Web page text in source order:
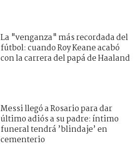
La "venganza" más recordada del
fútbol: cuando Roy Keane acabó
con la carrera del papá de Haaland
Messi llegó a Rosario para dar
último adiós a su padre: íntimo
funeral tendrá ’blindaje’ en
cementerio